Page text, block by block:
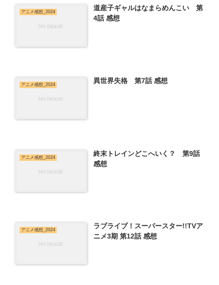
アニメ感想_2024
道産子ギャルはなまらめんこい 第
4話 感想
アニメ感想_2024 異世界失格 第7話 感想
アニメ感想_2024
終末トレインどこへいく？ 第9話
感想
アニメ感想_2024
ラブライブ！スーパースター!!TVア
ニメ3期 第12話 感想